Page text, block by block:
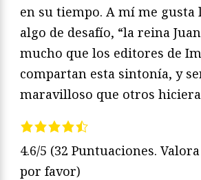
en su tiempo. A mí me gusta
algo de desafío, “la reina
mucho que los editores de
compartan esta sintonía, y
maravilloso que otros
4.6/5 (32 Puntuaciones.
por favor)